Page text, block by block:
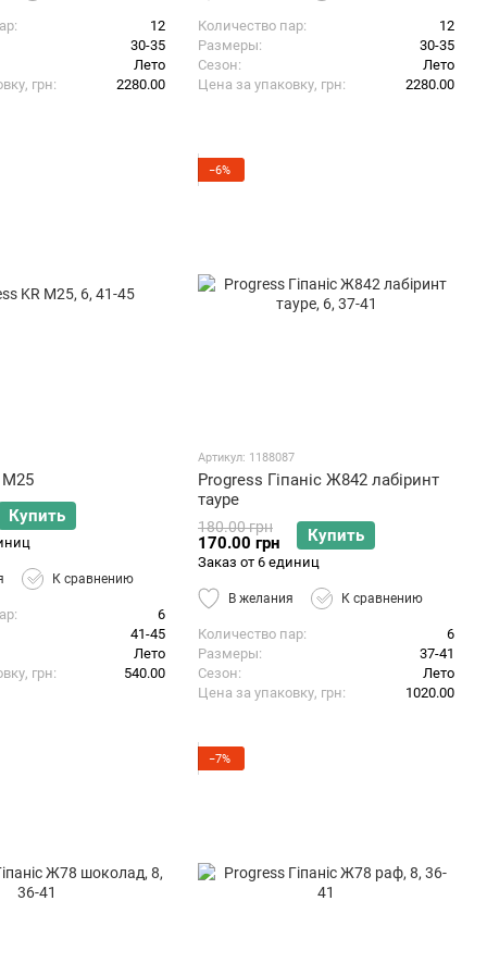
12
30-35
Лето
грн
2280.00
Количество пар
12
Размеры
30-35
Сезон
Лето
Цена за упаковку, грн
2280.00
Купить
К сравнению
6
41-45
Лето
грн
540.00
−6%
Артикул: 1188087
Progress Гіпаніс Ж842 лабіринт
тауре
180.00 грн
170.00 грн Купить
Заказ от 6 единиц
В желания К сравнению
Количество пар
6
Размеры
37-41
Сезон
Лето
Цена за упаковку, грн
1020.00
−7%